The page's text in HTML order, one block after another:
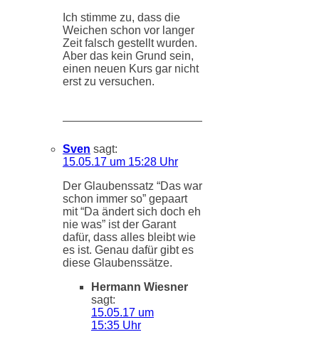
Ich stimme zu, dass die
Weichen schon vor langer
Zeit falsch gestellt wurden.
Aber das kein Grund sein,
einen neuen Kurs gar nicht
erst zu versuchen.
Sven sagt:
15.05.17 um 15:28 Uhr
Der Glaubenssatz “Das war
schon immer so” gepaart
mit “Da ändert sich doch eh
nie was” ist der Garant
dafür, dass alles bleibt wie
es ist. Genau dafür gibt es
diese Glaubenssätze.
Hermann Wiesner
sagt:
15.05.17 um
15:35 Uhr